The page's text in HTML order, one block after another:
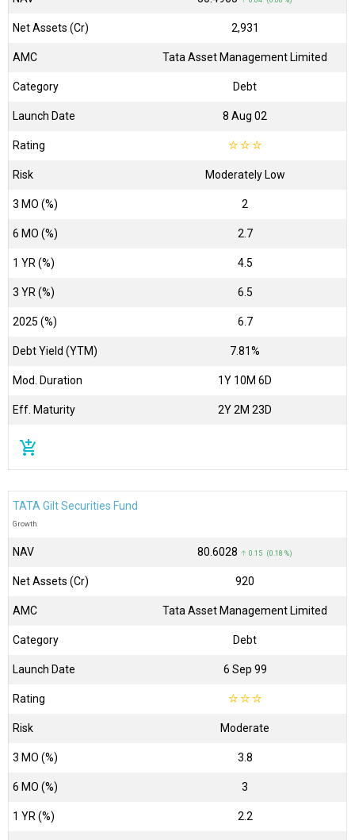
Net Assets (Cr) ₹2,931
AMC Tata Asset Management Limited
Category Debt
Launch Date 8 Aug 02
Rating ☆☆☆
Risk Moderately Low
3 MO (%) 2
6 MO (%) 2.7
1 YR (%) 4.5
3 YR (%) 6.5
2025 (%) 6.7
Debt Yield (YTM) 7.81%
Mod. Duration 1Y 10M 6D
Eff. Maturity 2Y 2M 23D
add_shopping_cart
TATA Gilt Securities Fund
Growth
NAV ₹80.6028 ↑ 0.15 (0.18 %)
Net Assets (Cr) ₹920
AMC Tata Asset Management Limited
Category Debt
Launch Date 6 Sep 99
Rating ☆☆☆
Risk Moderate
3 MO (%) 3.8
6 MO (%) 3
1 YR (%) 2.2